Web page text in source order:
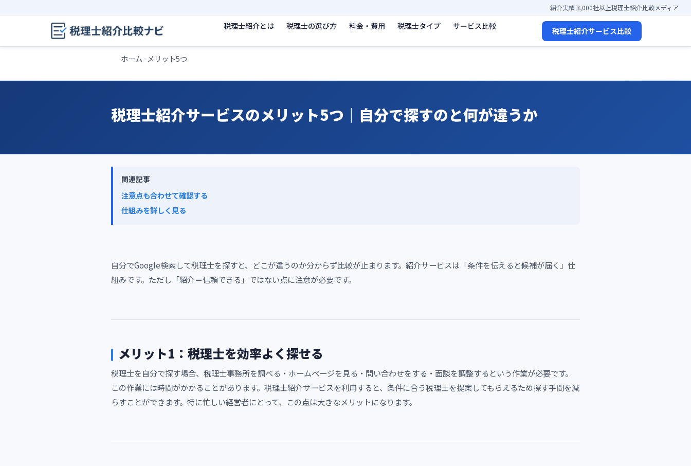
紹介実績 3,000社以上税理士紹介比較メディア
税理士紹介とは 税理士の選び方 料金・費用 税理士タイプ サービス比較 税理士紹介サービス比較
ホーム メリット5つ
税理士紹介サービスのメリット5つ｜自分で探すのと何が違うか
関連記事
注意点も合わせて確認する
仕組みを詳しく見る
自分でGoogle検索して税理士を探すと、どこが違うのか分からず比較が止まります。紹介サービスは「条件を伝えると候補が届く」仕
組みです。ただし「紹介＝信頼できる」ではない点に注意が必要です。
メリット1：税理士を効率よく探せる
税理士を自分で探す場合、税理士事務所を調べる・ホームページを見る・問い合わせをする・面談を調整するという作業が必要です。
この作業には時間がかかることがあります。税理士紹介サービスを利用すると、条件に合う税理士を提案してもらえるため探す手間を減
らすことができます。特に忙しい経営者にとって、この点は大きなメリットになります。